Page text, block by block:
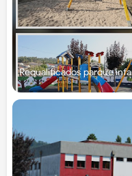
Requalificados parque